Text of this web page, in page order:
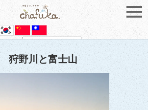
Powered by Translate
狩野川と富士山